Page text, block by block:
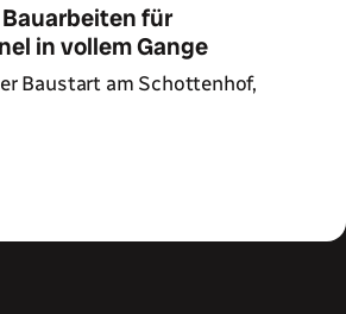
für
in vollem Gange
Baustart am Schottenhof,